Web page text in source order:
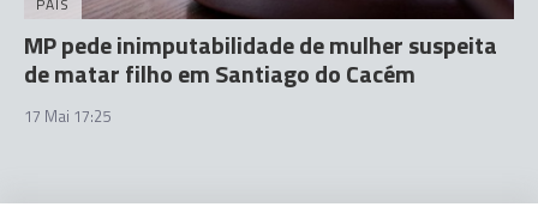
MP pede inimputabilidade de mulher suspeita
de matar filho em Santiago do Cacém
17 Mai 17:25